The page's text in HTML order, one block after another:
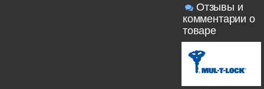
Отзывы и
комментарии о
товаре